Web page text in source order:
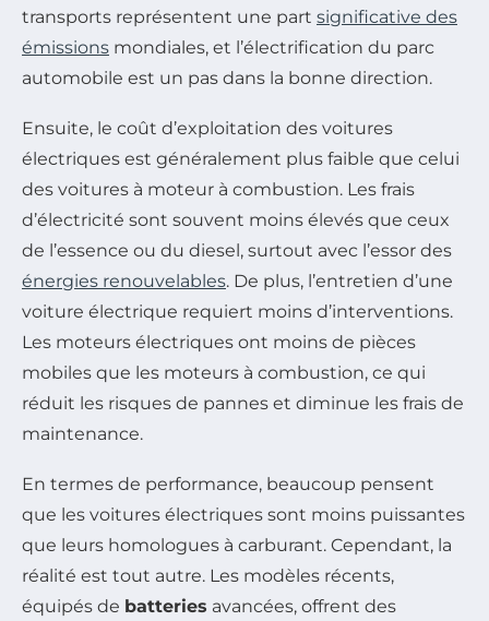
transports représentent une part significative des
émissions mondiales, et l’électrification du parc
automobile est un pas dans la bonne direction.
Ensuite, le coût d’exploitation des voitures
électriques est généralement plus faible que celui
des voitures à moteur à combustion. Les frais
d’électricité sont souvent moins élevés que ceux
de l’essence ou du diesel, surtout avec l’essor des
énergies renouvelables. De plus, l’entretien d’une
voiture électrique requiert moins d’interventions.
Les moteurs électriques ont moins de pièces
mobiles que les moteurs à combustion, ce qui
réduit les risques de pannes et diminue les frais de
maintenance.
En termes de performance, beaucoup pensent
que les voitures électriques sont moins puissantes
que leurs homologues à carburant. Cependant, la
réalité est tout autre. Les modèles récents,
équipés de batteries avancées, offrent des